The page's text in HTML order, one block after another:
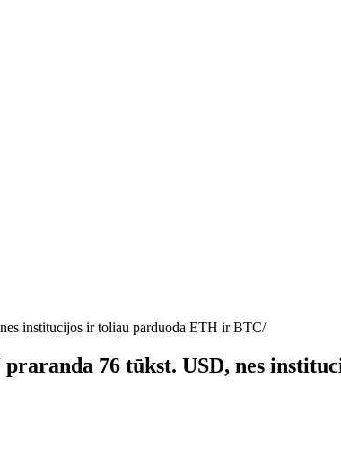
institucijos ir toliau parduoda ETH ir BTC
76 tūkst. USD, nes